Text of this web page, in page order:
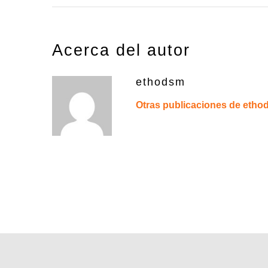
Acerca del autor
ethodsm
Otras publicaciones de